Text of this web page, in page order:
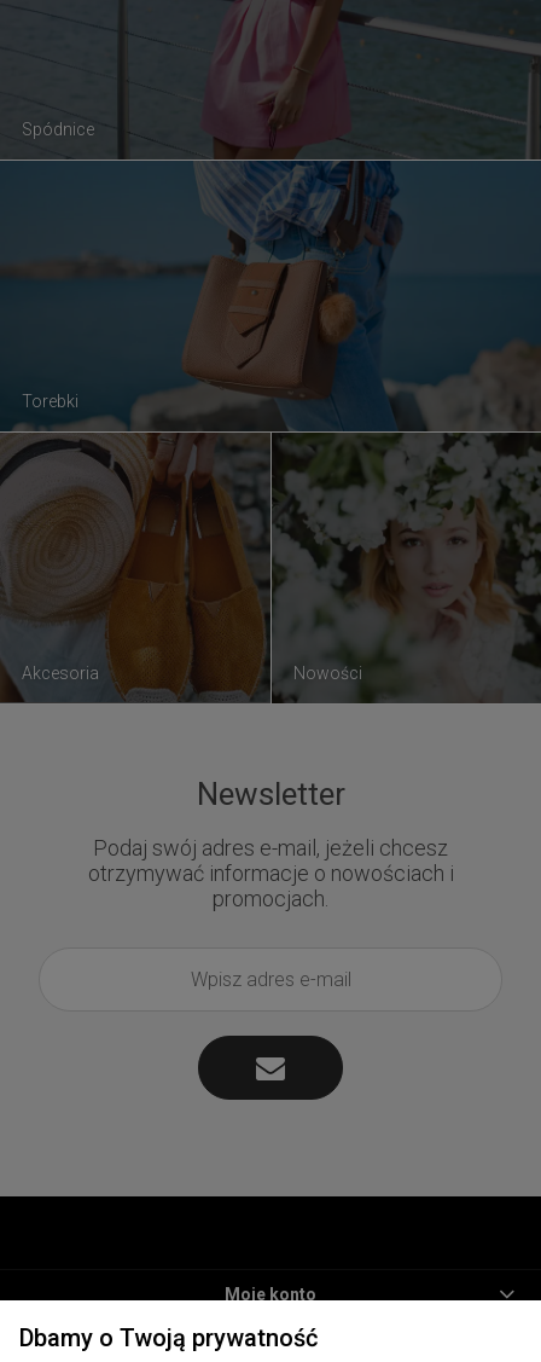
Spódnice
Torebki
Akcesoria Nowości
Newsletter
Podaj swój adres e-mail, jeżeli chcesz
otrzymywać informacje o nowościach i
promocjach.
Moje konto
Informacje
Dbamy o Twoją prywatność